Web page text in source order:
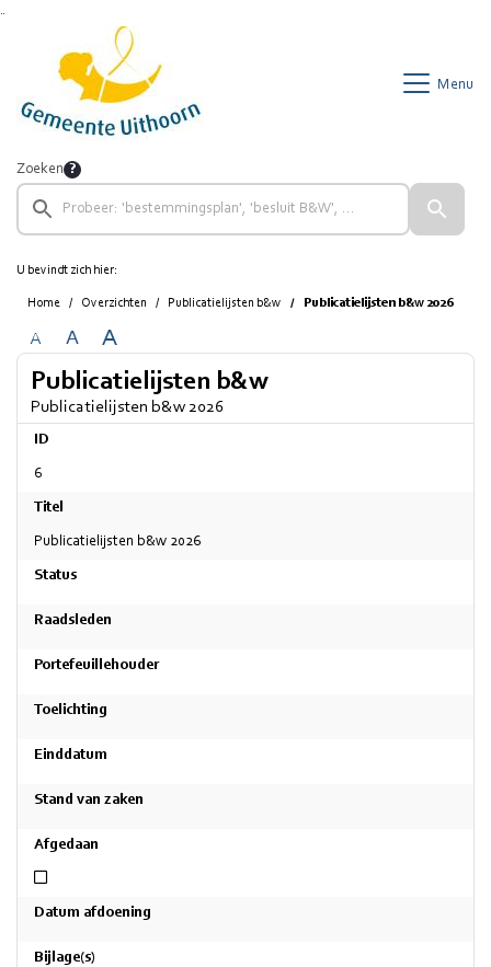
Menu
Zoeken
U bevindt zich hier:
Home Overzichten Publicatielijsten b&w Publicatielijsten b&w 2026
A A A
Publicatielijsten b&w
Publicatielijsten b&w 2026
ID
6
Titel
Publicatielijsten b&w 2026
Status
Raadsleden
Portefeuillehouder
Toelichting
Einddatum
Stand van zaken
Afgedaan
Datum afdoening
Bijlage(s)